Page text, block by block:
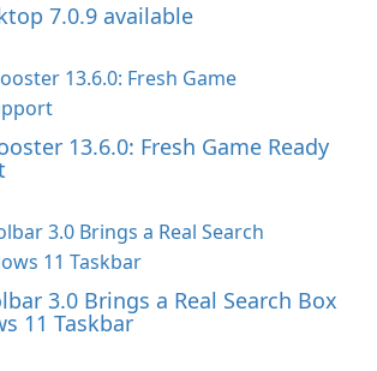
7.0.9 available
13.6.0: Fresh Game Ready
3.0 Brings a Real Search Box
11 Taskbar